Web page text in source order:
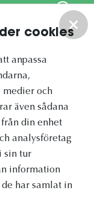
cookies
anpassa
och
även sådana
din enhet
analysföretag
sin tur
information
har samlat in